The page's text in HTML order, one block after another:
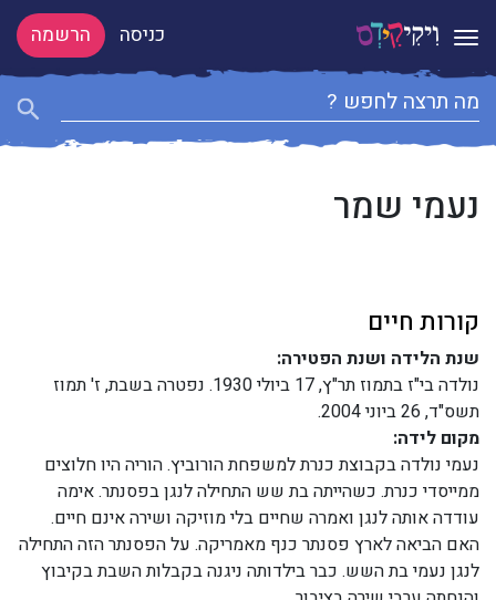
Toggle navigation כניסה הרשמה
נעמי שמר
קורות חיים
שנת הלידה ושנת הפטירה:
נולדה בי"ז בתמוז תר"ץ, 17 ביולי 1930. נפטרה בשבת, ז' תמוז
תשס"ד, 26 ביוני 2004.
מקום לידה:
נעמי נולדה בקבוצת כנרת למשפחת הורוביץ. הוריה היו חלוצים
ממייסדי כנרת. כשהייתה בת שש התחילה לנגן בפסנתר. אימה
עודדה אותה לנגן ואמרה שחיים בלי מוזיקה ושירה אינם חיים.
האם הביאה לארץ פסנתר כנף מאמריקה. על הפסנתר הזה התחילה
לנגן נעמי בת השש. כבר בילדותה ניגנה בקבלות השבת בקיבוץ